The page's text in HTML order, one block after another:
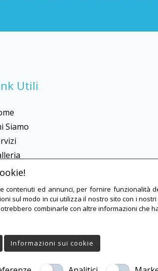
Utili
Siamo
– Agenzia Web Marketing Milano
| Tutti i diritti riservati.
Cookie Policy|Privacy Policy
contenuti ed annunci, per fornire funzionalità
sul modo in cui utilizza il nostro sito con i
combinarle con altre informazioni che
Informazioni sui cookie